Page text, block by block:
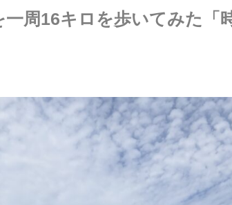
一周16キロを歩いてみた「